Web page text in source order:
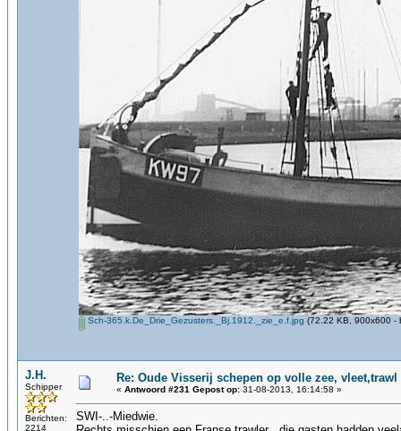
Sch-365.k.De_Drie_Gezusters._Bj.1912._zie_e.f.jpg (72.22 KB, 900x600 -
J.H.
Schipper
Berichten:
2214
Re: Oude Visserij schepen op volle zee, vleet,trawl
« Antwoord #231 Gepost op: 31-08-2013, 16:14:58 »
SWI-..-Miedwie.